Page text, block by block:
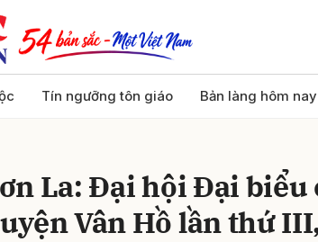
Tín ngưỡng tôn giáo Bản làng hôm nay
La: Đại hội Đại biểu
Vân Hồ lần thứ
Gửi bình luận